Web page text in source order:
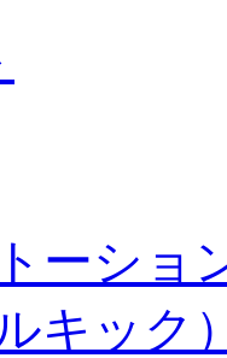
ーショ
キック